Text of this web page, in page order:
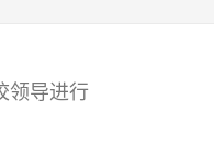
领导进行